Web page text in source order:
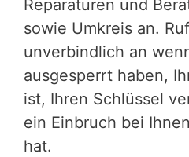
Reparaturen und
sowie Umkreis an.
unverbindlich an
ausgesperrt haben,
ist, Ihren Schlüssel
ein Einbruch bei
hat.